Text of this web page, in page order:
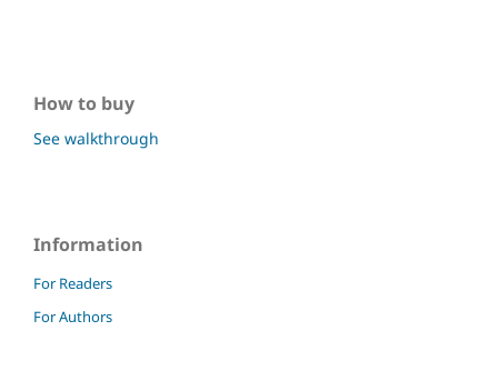
How to buy
See walkthrough
Information
For Readers
For Authors